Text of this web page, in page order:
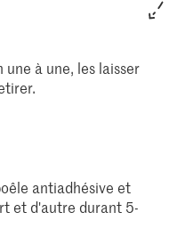
à une, les laisser
antiadhésive et
et d'autre durant 5-